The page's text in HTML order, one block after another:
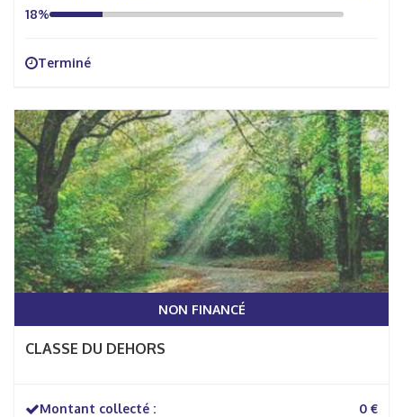
18%
Terminé
NON FINANCÉ
CLASSE DU DEHORS
Montant collecté : 0 €